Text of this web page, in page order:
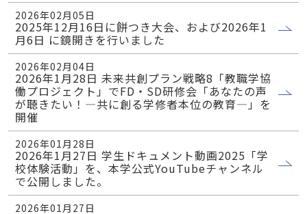
2026年02月05日
2025年12月16日に餅つき大会、および2026年1
月6日 に鏡開きを行いました
2026年02月04日
2026年1月28日 未来共創プラン戦略8「教職学協
働プロジェクト」でFD・SD研修会「あなたの声
が聴きたい！―共に創る学修者本位の教育―」を
開催
2026年01月28日
2026年1月27日 学生ドキュメント動画2025「学
校体験活動」を、本学公式YouTubeチャンネル
で公開しました。
2026年01月27日